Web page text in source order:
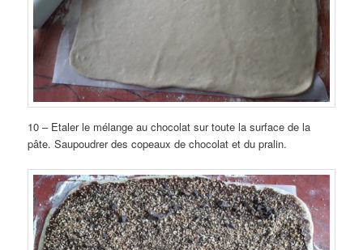
10 – Etaler le mélange au chocolat sur toute la surface de la
pâte. Saupoudrer des copeaux de chocolat et du pralin.